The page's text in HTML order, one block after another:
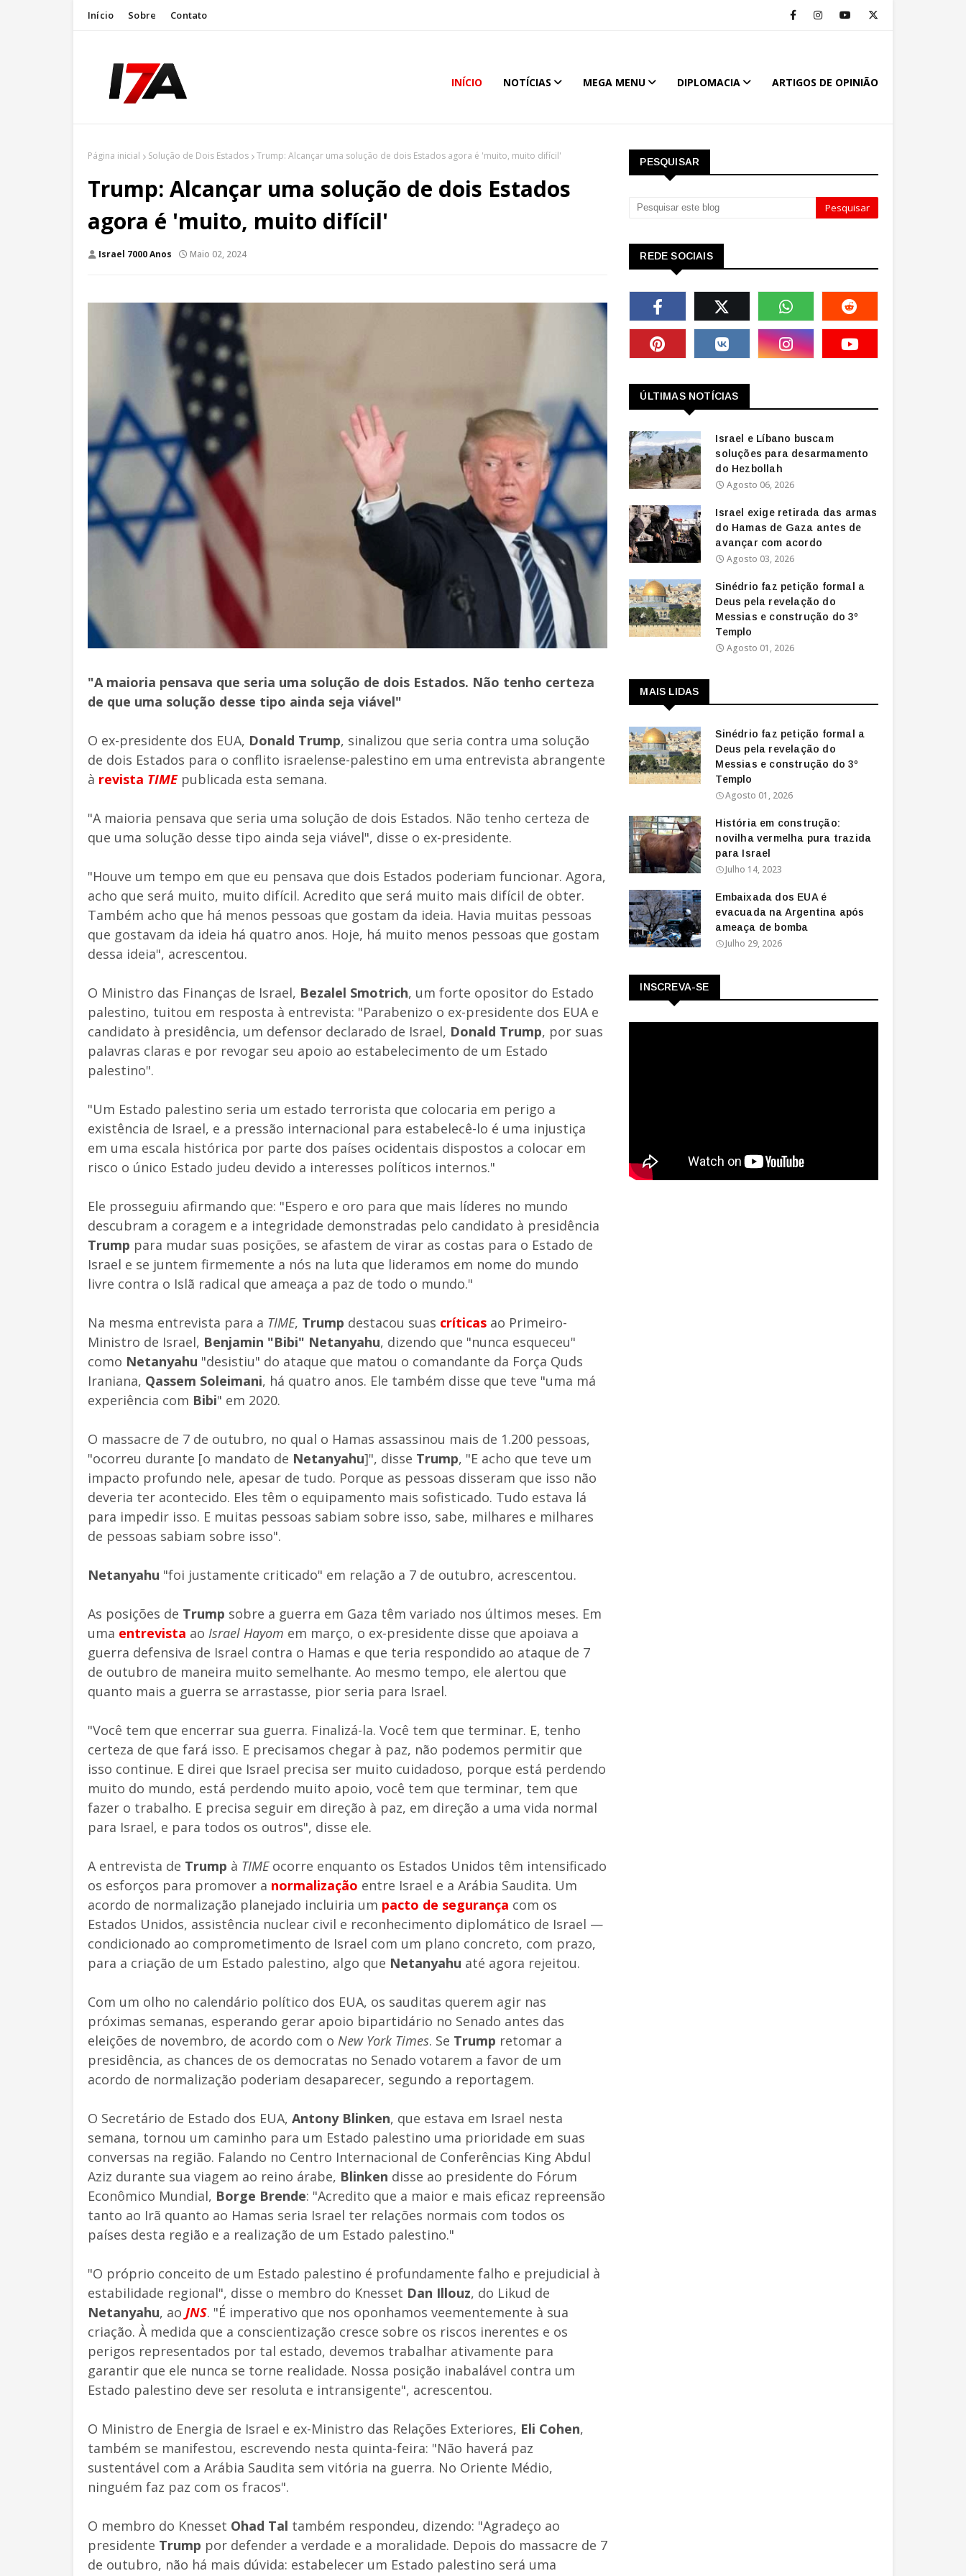
Início Sobre Contato
INÍCIO NOTÍCIAS MEGA MENU DIPLOMACIA ARTIGOS DE OPINIÃO
Página inicial Solução de Dois Estados Trump: Alcançar uma solução de dois Estados agora é 'muito, muito difícil'
Trump: Alcançar uma solução de dois Estados
agora é 'muito, muito difícil'
Israel 7000 Anos Maio 02, 2024
"A maioria pensava que seria uma solução de dois Estados. Não tenho certeza
de que uma solução desse tipo ainda seja viável"
O ex-presidente dos EUA, Donald Trump, sinalizou que seria contra uma solução
de dois Estados para o conflito israelense-palestino em uma entrevista abrangente
à revista TIMEpublicada esta semana.
"A maioria pensava que seria uma solução de dois Estados. Não tenho certeza de
que uma solução desse tipo ainda seja viável", disse o ex-presidente.
"Houve um tempo em que eu pensava que dois Estados poderiam funcionar. Agora,
acho que será muito, muito difícil. Acredito que será muito mais difícil de obter.
Também acho que há menos pessoas que gostam da ideia. Havia muitas pessoas
que gostavam da ideia há quatro anos. Hoje, há muito menos pessoas que gostam
dessa ideia", acrescentou.
O Ministro das Finanças de Israel, Bezalel Smotrich, um forte opositor do Estado
palestino, tuitou em resposta à entrevista: "Parabenizo o ex-presidente dos EUA e
candidato à presidência, um defensor declarado de Israel, Donald Trump, por suas
palavras claras e por revogar seu apoio ao estabelecimento de um Estado
palestino".
"Um Estado palestino seria um estado terrorista que colocaria em perigo a
existência de Israel, e a pressão internacional para estabelecê-lo é uma injustiça
em uma escala histórica por parte dos países ocidentais dispostos a colocar em
risco o único Estado judeu devido a interesses políticos internos."
Ele prosseguiu afirmando que: "Espero e oro para que mais líderes no mundo
descubram a coragem e a integridade demonstradas pelo candidato à presidência
Trump para mudar suas posições, se afastem de virar as costas para o Estado de
Israel e se juntem firmemente a nós na luta que lideramos em nome do mundo
livre contra o Islã radical que ameaça a paz de todo o mundo."
Na mesma entrevista para a TIME, Trump destacou suas críticas ao Primeiro-
Ministro de Israel, Benjamin "Bibi" Netanyahu, dizendo que "nunca esqueceu"
como Netanyahu "desistiu" do ataque que matou o comandante da Força Quds
Iraniana, Qassem Soleimani, há quatro anos. Ele também disse que teve "uma má
experiência com Bibi" em 2020.
O massacre de 7 de outubro, no qual o Hamas assassinou mais de 1.200 pessoas,
"ocorreu durante [o mandato de Netanyahu]", disse Trump, "E acho que teve um
impacto profundo nele, apesar de tudo. Porque as pessoas disseram que isso não
deveria ter acontecido. Eles têm o equipamento mais sofisticado. Tudo estava lá
para impedir isso. E muitas pessoas sabiam sobre isso, sabe, milhares e milhares
de pessoas sabiam sobre isso".
Netanyahu "foi justamente criticado" em relação a 7 de outubro, acrescentou.
As posições de Trump sobre a guerra em Gaza têm variado nos últimos meses. Em
uma entrevista ao Israel Hayom em março, o ex-presidente disse que apoiava a
guerra defensiva de Israel contra o Hamas e que teria respondido ao ataque de 7
de outubro de maneira muito semelhante. Ao mesmo tempo, ele alertou que
quanto mais a guerra se arrastasse, pior seria para Israel.
"Você tem que encerrar sua guerra. Finalizá-la. Você tem que terminar. E, tenho
certeza de que fará isso. E precisamos chegar à paz, não podemos permitir que
isso continue. E direi que Israel precisa ser muito cuidadoso, porque está perdendo
muito do mundo, está perdendo muito apoio, você tem que terminar, tem que
fazer o trabalho. E precisa seguir em direção à paz, em direção a uma vida normal
para Israel, e para todos os outros", disse ele.
A entrevista de Trump à TIMEocorre enquanto os Estados Unidos têm intensificado
os esforços para promover a normalização entre Israel e a Arábia Saudita. Um
acordo de normalização planejado incluiria um pacto de segurança com os
Estados Unidos, assistência nuclear civil e reconhecimento diplomático de Israel —
condicionado ao comprometimento de Israel com um plano concreto, com prazo,
para a criação de um Estado palestino, algo que Netanyahu até agora rejeitou.
Com um olho no calendário político dos EUA, os sauditas querem agir nas
próximas semanas, esperando gerar apoio bipartidário no Senado antes das
eleições de novembro, de acordo com o New York Times. Se Trump retomar a
presidência, as chances de os democratas no Senado votarem a favor de um
acordo de normalização poderiam desaparecer, segundo a reportagem.
O Secretário de Estado dos EUA, Antony Blinken, que estava em Israel nesta
semana, tornou um caminho para um Estado palestino uma prioridade em suas
conversas na região. Falando no Centro Internacional de Conferências King Abdul
Aziz durante sua viagem ao reino árabe, Blinken disse ao presidente do Fórum
Econômico Mundial, Borge Brende: "Acredito que a maior e mais eficaz repreensão
tanto ao Irã quanto ao Hamas seria Israel ter relações normais com todos os
países desta região e a realização de um Estado palestino."
"O próprio conceito de um Estado palestino é profundamente falho e prejudicial à
estabilidade regional", disse o membro do Knesset Dan Illouz, do Likud de
Netanyahu, ao JNS. "É imperativo que nos oponhamos veementemente à sua
criação. À medida que a conscientização cresce sobre os riscos inerentes e os
perigos representados por tal estado, devemos trabalhar ativamente para
garantir que ele nunca se torne realidade. Nossa posição inabalável contra um
Estado palestino deve ser resoluta e intransigente", acrescentou.
O Ministro de Energia de Israel e ex-Ministro das Relações Exteriores, Eli Cohen,
também se manifestou, escrevendo nesta quinta-feira: "Não haverá paz
sustentável com a Arábia Saudita sem vitória na guerra. No Oriente Médio,
ninguém faz paz com os fracos".
O membro do Knesset Ohad Tal também respondeu, dizendo: "Agradeço ao
presidente Trump por defender a verdade e a moralidade. Depois do massacre de 7
de outubro, não há mais dúvida: estabelecer um Estado palestino será uma
PESQUISAR
REDE SOCIAIS
ÚLTIMAS NOTÍCIAS
Israel e Líbano buscam
soluções para desarmamento
do Hezbollah
Agosto 06, 2026
Israel exige retirada das armas
do Hamas de Gaza antes de
avançar com acordo
Agosto 03, 2026
Sinédrio faz petição formal a
Deus pela revelação do
Messias e construção do 3º
Templo
Agosto 01, 2026
MAIS LIDAS
Sinédrio faz petição formal a
Deus pela revelação do
Messias e construção do 3º
Templo
Agosto 01, 2026
História em construção:
novilha vermelha pura trazida
para Israel
Julho 14, 2023
Embaixada dos EUA é
evacuada na Argentina após
ameaça de bomba
Julho 29, 2026
INSCREVA-SE